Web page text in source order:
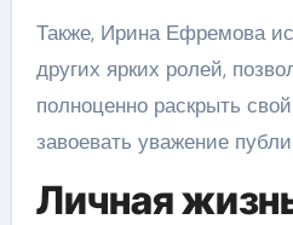
Также, Ирина Ефремова
других ярких ролей,
полноценно раскрыть
завоевать уважение
Личная